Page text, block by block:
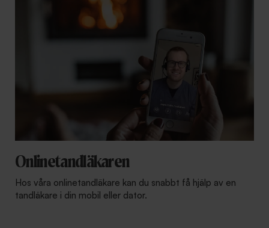
Onlinetandläkaren
Hos våra onlinetandläkare kan du snabbt få hjälp av en
tandläkare i din mobil eller dator.